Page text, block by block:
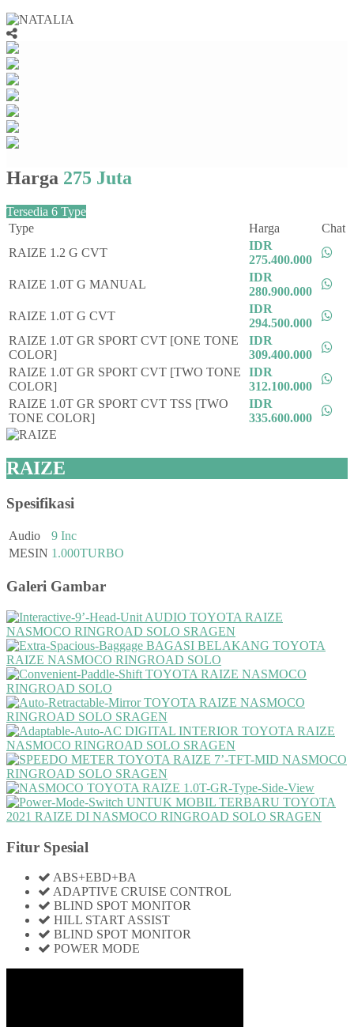
Harga 275 Juta
Tersedia 6 Type
Type
Harga
Chat
RAIZE 1.2 G CVT
IDR
275.400.000
RAIZE 1.0T G MANUAL
IDR
280.900.000
RAIZE 1.0T G CVT
IDR
294.500.000
RAIZE 1.0T GR SPORT CVT [ONE TONE
COLOR]
IDR
309.400.000
RAIZE 1.0T GR SPORT CVT [TWO TONE
COLOR]
IDR
312.100.000
RAIZE 1.0T GR SPORT CVT TSS [TWO
TONE COLOR]
IDR
335.600.000
RAIZE
Spesifikasi
Audio
9 Inc
MESIN 1.000TURBO
Galeri Gambar
Fitur Spesial
ABS+EBD+BA
ADAPTIVE CRUISE CONTROL
BLIND SPOT MONITOR
HILL START ASSIST
BLIND SPOT MONITOR
POWER MODE